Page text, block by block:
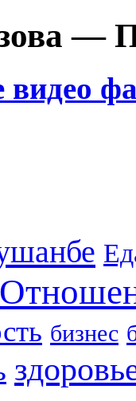
—
видео
бизнес